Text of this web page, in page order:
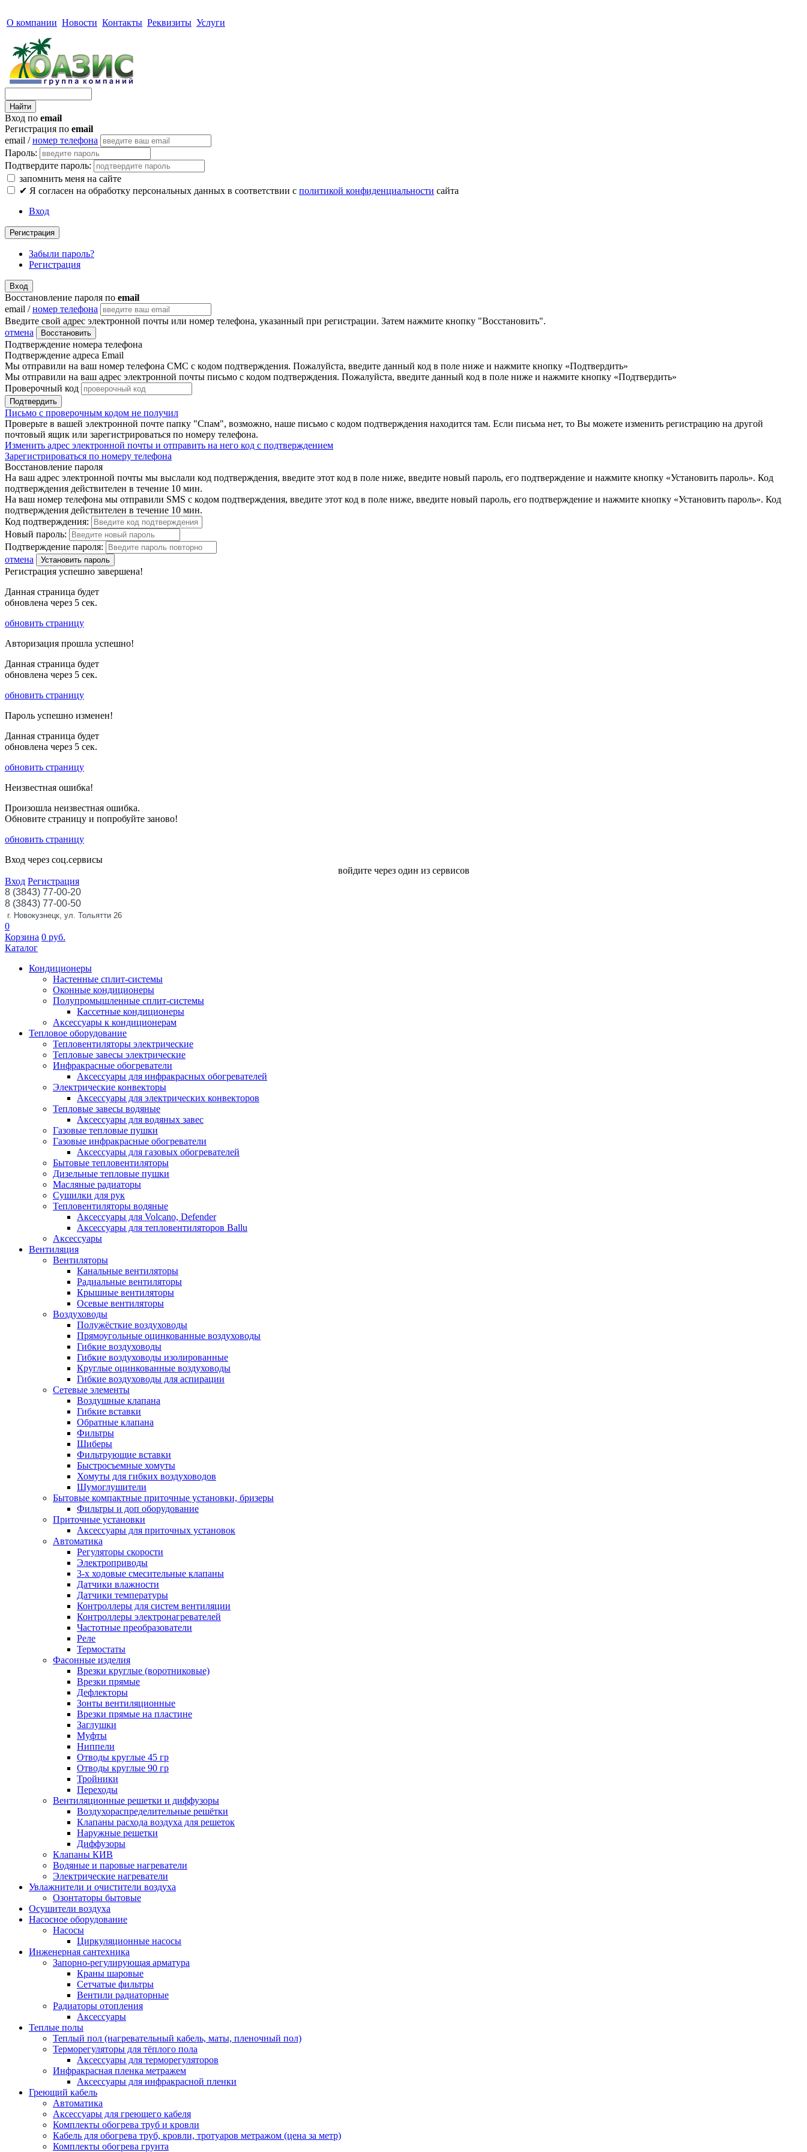
О компании Новости Контакты Реквизиты Услуги
Вход по email
Регистрация по email
email /номер телефона
Пароль:
Подтвердите пароль:
запомнить меня на сайте
✔ Я согласен на обработку персональных данных в соответствии с политикой конфиденциальности сайта
Вход
Регистрация
Забыли пароль?
Регистрация
Вход
Восстановление пароля по email
email /номер телефона
Введите свой адрес электронной почты или номер телефона, указанный при регистрации. Затем нажмите кнопку "Восстановить".
отмена
Восстановить
Подтверждение номера телефона
Подтверждение адреса Email
Мы отправили на ваш номер телефона СМС с кодом подтверждения. Пожалуйста, введите данный код в поле ниже и нажмите кнопку «Подтвердить»
Мы отправили на ваш адрес электронной почты письмо с кодом подтверждения. Пожалуйста, введите данный код в поле ниже и нажмите кнопку «Подтвердить»
Проверочный код
Подтвердить
Письмо с проверочным кодом не получил
Проверьте в вашей электронной почте папку "Спам", возможно, наше письмо с кодом подтверждения находится там. Если письма нет, то Вы можете изменить регистрацию на другой
почтовый ящик или зарегистрироваться по номеру телефона.
Изменить адрес электронной почты и отправить на него код с подтверждением
Зарегистрироваться по номеру телефона
Восстановление пароля
На ваш адрес электронной почты мы выслали код подтверждения, введите этот код в поле ниже, введите новый пароль, его подтверждение и нажмите кнопку «Установить пароль». Код
подтверждения действителен в течение 10 мин.
На ваш номер телефона мы отправили SMS с кодом подтверждения, введите этот код в поле ниже, введите новый пароль, его подтверждение и нажмите кнопку «Установить пароль». Код
подтверждения действителен в течение 10 мин.
Код подтверждения:
Новый пароль:
Подтверждение пароля:
отмена
Установить пароль
Регистрация успешно завершена!
Данная страница будет
обновлена через 5 сек.
обновить страницу
Авторизация прошла успешно!
Данная страница будет
обновлена через 5 сек.
обновить страницу
Пароль успешно изменен!
Данная страница будет
обновлена через 5 сек.
обновить страницу
Неизвестная ошибка!
Произошла неизвестная ошибка.
Обновите страницу и попробуйте заново!
обновить страницу
Вход через соц.сервисы
войдите через один из сервисов
Вход Регистрация
8 (3843) 77-00-20
8 (3843) 77-00-50
г. Новокузнецк, ул. Тольятти 26
0
Корзина 0 руб.
Каталог
Кондиционеры
Настенные сплит-системы
Оконные кондиционеры
Полупромышленные сплит-системы
Кассетные кондиционеры
Аксессуары к кондиционерам
Тепловое оборудование
Тепловентиляторы электрические
Тепловые завесы электрические
Инфракрасные обогреватели
Аксессуары для инфракрасных обогревателей
Электрические конвекторы
Аксессуары для электрических конвекторов
Тепловые завесы водяные
Аксессуары для водяных завес
Газовые тепловые пушки
Газовые инфракрасные обогреватели
Аксессуары для газовых обогревателей
Бытовые тепловентиляторы
Дизельные тепловые пушки
Масляные радиаторы
Сушилки для рук
Тепловентиляторы водяные
Аксессуары для Volcano, Defender
Аксессуары для тепловентиляторов Ballu
Аксессуары
Вентиляция
Вентиляторы
Канальные вентиляторы
Радиальные вентиляторы
Крышные вентиляторы
Осевые вентиляторы
Воздуховоды
Полужёсткие воздуховоды
Прямоугольные оцинкованные воздуховоды
Гибкие воздуховоды
Гибкие воздуховоды изолированные
Круглые оцинкованные воздуховоды
Гибкие воздуховоды для аспирации
Сетевые элементы
Воздушные клапана
Гибкие вставки
Обратные клапана
Фильтры
Шиберы
Фильтрующие вставки
Быстросъемные хомуты
Хомуты для гибких воздуховодов
Шумоглушители
Бытовые компактные приточные установки, бризеры
Фильтры и доп оборудование
Приточные установки
Аксессуары для приточных установок
Автоматика
Регуляторы скорости
Электроприводы
3-х ходовые смесительные клапаны
Датчики влажности
Датчики температуры
Контроллеры для систем вентиляции
Контроллеры электронагревателей
Частотные преобразователи
Реле
Термостаты
Фасонные изделия
Врезки круглые (воротниковые)
Врезки прямые
Дефлекторы
Зонты вентиляционные
Врезки прямые на пластине
Заглушки
Муфты
Ниппели
Отводы круглые 45 гр
Отводы круглые 90 гр
Тройники
Переходы
Вентиляционные решетки и диффузоры
Воздухораспределительные решётки
Клапаны расхода воздуха для решеток
Наружные решетки
Диффузоры
Клапаны КИВ
Водяные и паровые нагреватели
Электрические нагреватели
Увлажнители и очистители воздуха
Озонтаторы бытовые
Осушители воздуха
Насосное оборудование
Насосы
Циркуляционные насосы
Инженерная сантехника
Запорно-регулирующая арматура
Краны шаровые
Сетчатые фильтры
Вентили радиаторные
Радиаторы отопления
Аксессуары
Теплые полы
Теплый пол (нагревательный кабель, маты, пленочный пол)
Терморегуляторы для тёплого пола
Аксессуары для терморегуляторов
Инфракрасная пленка метражем
Аксессуары для инфракрасной пленки
Греющий кабель
Автоматика
Аксессуары для греющего кабеля
Комплекты обогрева труб и кровли
Кабель для обогрева труб, кровли, тротуаров метражом (цена за метр)
Комплекты обогрева грунта